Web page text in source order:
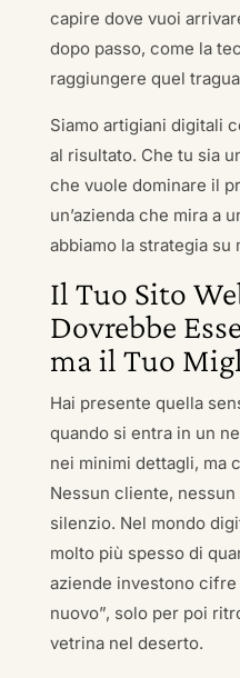
capire dove vuoi
dopo passo, come la
raggiungere quel
Siamo artigiani digitali
al risultato. Che tu sia
che vuole dominare il
un’azienda che mira a
abbiamo la strategia su
Il Tuo Sito
Dovrebbe
ma il Tuo
Hai presente quella
quando si entra in un
nei minimi dettagli, ma
Nessun cliente,
silenzio. Nel mondo
molto più spesso di
aziende investono
nuovo”, solo per poi
vetrina nel deserto.